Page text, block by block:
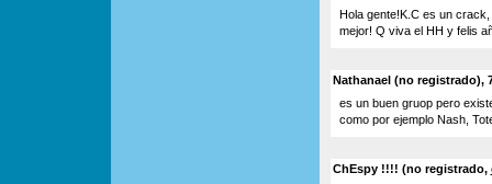
Hola gente!K.C es un
mejor! Q viva el HH y felis
Nathanael (no registrado),
es un buen gruop pero
como por ejemplo Nash,
ChEspy !!!! (no registrado,